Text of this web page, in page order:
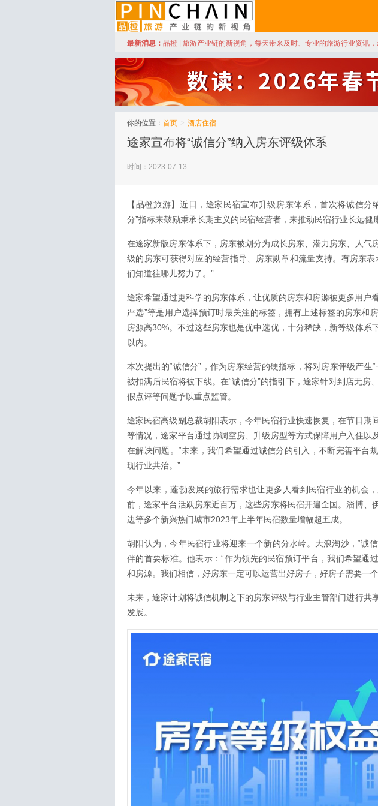
品橙旅游
最新消息： 品橙 | 旅游产业链的新视角，每天带来及时、专业的旅游行业资讯
你的位置： 首页 > 酒店住宿
途家宣布将“诚信分”纳入房东评级体系
时间：2023-07-13
【品橙旅游】近日，途家民宿宣布升级房东体系，首次将诚信分
分”指标来鼓励秉承长期主义的民宿经营者，来推动民宿行业长远健
在途家新版房东体系下，房东被划分为成长房东、潜力房东、人气
级的房东可获得对应的经营指导、房东勋章和流量支持。有房东
们知道往哪儿努力了。”
途家希望通过更科学的房东体系，让优质的房东和房源被更多用户
严选”等是用户选择预订时最关注的标签，拥有上述标签的房东和
房源高30%。不过这些房东也是优中选优，十分稀缺，新等级体系
以内。
本次提出的“诚信分”，作为房东经营的硬指标，将对房东评级产生
被扣满后民宿将被下线。在“诚信分”的指引下，途家针对到店无房
假点评等问题予以重点监管。
途家民宿高级副总裁胡阳表示，今年民宿行业快速恢复，在节日期
等情况，途家平台通过协调空房、升级房型等方式保障用户入住以
在解决问题。“未来，我们希望通过诚信分的引入，不断完善平台
现行业共治。”
今年以来，蓬勃发展的旅行需求也让更多人看到民宿行业的机会
前，途家平台活跃房东近百万，这些房东将民宿开遍全国。淄博、
边等多个新兴热门城市2023年上半年民宿数量增幅超五成。
胡阳认为，今年民宿行业将迎来一个新的分水岭。大浪淘沙，“诚
伴的首要标准。他表示：“作为领先的民宿预订平台，我们希望通
和房源。我们相信，好房东一定可以运营出好房子，好房子需要一
未来，途家计划将诚信机制之下的房东评级与行业主管部门进行共
发展。